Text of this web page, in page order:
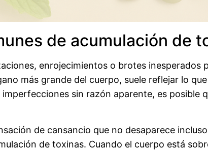
de acumulación de
enrojecimientos o brotes inesperados
más grande del cuerpo, suele reflejar lo
sin razón aparente, es posible
de cansancio que no desaparece
de toxinas. Cuando el cuerpo está